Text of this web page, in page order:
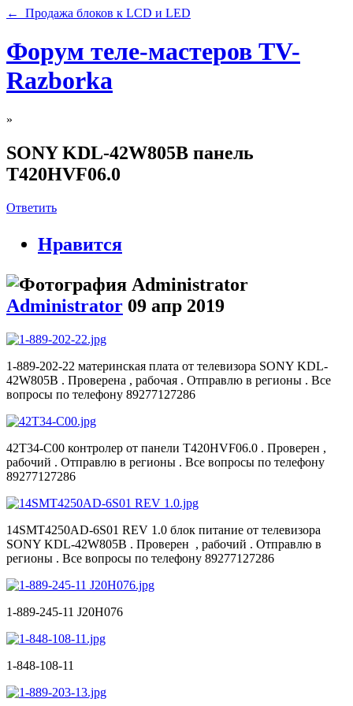
← Продажа блоков к LCD и LED
Форум теле-мастеров TV-
Razborka
»
SONY KDL-42W805B панель
T420HVF06.0
Ответить
Нравится
Administrator 09 апр 2019
1-889-202-22 материнская плата от телевизора SONY KDL-
42W805B . Проверена , рабочая . Отправлю в регионы . Все
вопросы по телефону 89277127286
42T34-C00 контролер от панели T420HVF06.0 . Проверен ,
рабочий . Отправлю в регионы . Все вопросы по телефону
89277127286
14SMT4250AD-6S01 REV 1.0 блок питание от телевизора
SONY KDL-42W805B . Проверен , рабочий . Отправлю в
регионы . Все вопросы по телефону 89277127286
1-889-245-11 J20H076
1-848-108-11